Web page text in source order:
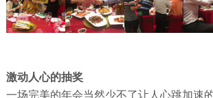
激动人心的抽奖
一场完美的年会当然少不了让人心跳加速